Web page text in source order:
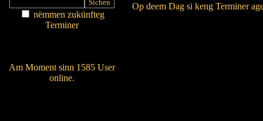
nëmmen zukünfteg
Terminer
Am Moment sinn 1585 User
online.
Op deem Dag si keng Terminer